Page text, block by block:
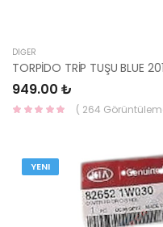
DIĞER
949.00 ₺
YENI